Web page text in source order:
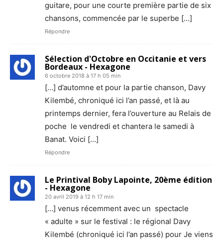
guitare, pour une courte première partie de six
chansons, commencée par le superbe […]
Répondre
Sélection d'Octobre en Occitanie et vers
Bordeaux - Hexagone
6 octobre 2018 à 17 h 05 min
[…] d’automne et pour la partie chanson, Davy
Kilembé, chroniqué ici l’an passé, et là au
printemps dernier, fera l’ouverture au Relais de
poche le vendredi et chantera le samedi à
Banat. Voici […]
Répondre
Le Printival Boby Lapointe, 20ème édition
- Hexagone
20 avril 2019 à 12 h 17 min
[…] venus récemment avec un spectacle
« adulte » sur le festival : le régional Davy
Kilembé (chroniqué ici l’an passé) pour Je viens